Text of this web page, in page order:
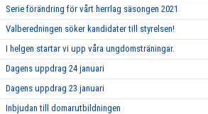
Serie förändring för vårt herrlag säsongen 2021
Valberedningen söker kandidater till styrelsen!
I helgen startar vi upp våra ungdomsträningar.
Dagens uppdrag 24 januari
Dagens uppdrag 23 januari
Inbjudan till domarutbildningen